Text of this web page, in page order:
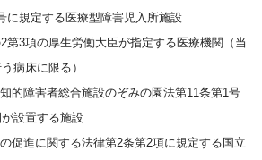
に規定する医療型障害児入所施設
第3項の厚生労働大臣が指定する医療機関（当
病床に限る）
的障害者総合施設のぞみの園法第11条第1号
設置する施設
促進に関する法律第2条第2項に規定する国立